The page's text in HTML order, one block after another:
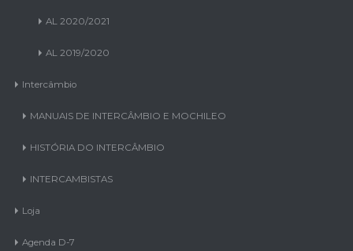
AL 2020/2021
AL 2019/2020
Intercâmbio
MANUAIS DE INTERCÂMBIO E MOCHILEO
HISTÓRIA DO INTERCÂMBIO
INTERCAMBISTAS
Loja
Agenda D-7